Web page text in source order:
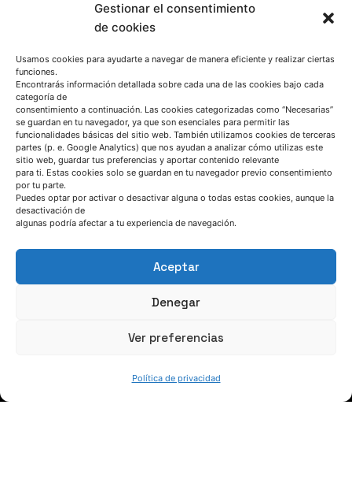
Gestionar el consentimiento
de cookies
Usamos cookies para ayudarte a navegar de manera eficiente y realizar ciertas
funciones.
Encontrarás información detallada sobre cada una de las cookies bajo cada
categoría de
consentimiento a continuación. Las cookies categorizadas como “Necesarias”
se guardan en tu navegador, ya que son esenciales para permitir las
funcionalidades básicas del sitio web. También utilizamos cookies de terceras
partes (p. e. Google Analytics) que nos ayudan a analizar cómo utilizas este
sitio web, guardar tus preferencias y aportar contenido relevante
para ti. Estas cookies solo se guardan en tu navegador previo consentimiento
por tu parte.
Puedes optar por activar o desactivar alguna o todas estas cookies, aunque la
desactivación de
algunas podría afectar a tu experiencia de navegación.
Aceptar
Denegar
Ver preferencias
Política de privacidad
HABLEMOS
(+34) 946 215 470
Cómo llegar a AZTERLAN
Escríbenos